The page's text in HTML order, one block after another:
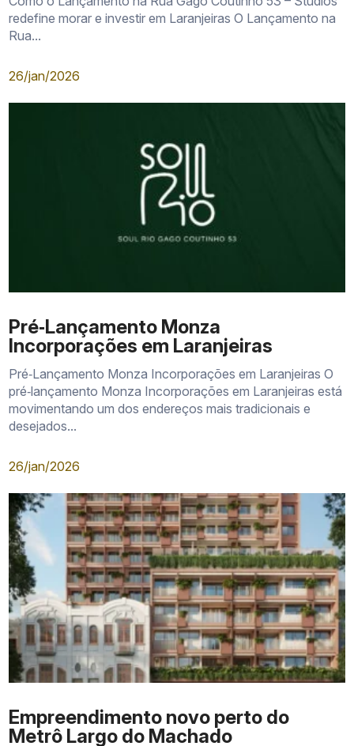
redefine morar e investir em Laranjeiras O Lançamento na
Rua...
26/jan/2026
Pré‑Lançamento Monza
Incorporações em Laranjeiras
Pré‑Lançamento Monza Incorporações em Laranjeiras O
pré‑lançamento Monza Incorporações em Laranjeiras está
movimentando um dos endereços mais tradicionais e
desejados...
26/jan/2026
Empreendimento novo perto do
Metrô Largo do Machado